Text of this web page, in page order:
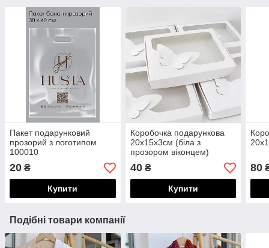
Пакет подарунковий
прозорий з логотипом
100010
20 ₴
Купити
Коробочка подарункова
20х15х3см (біла з
прозором віконцем)
100005
40₴
Купити
80
Подібні товари компанії